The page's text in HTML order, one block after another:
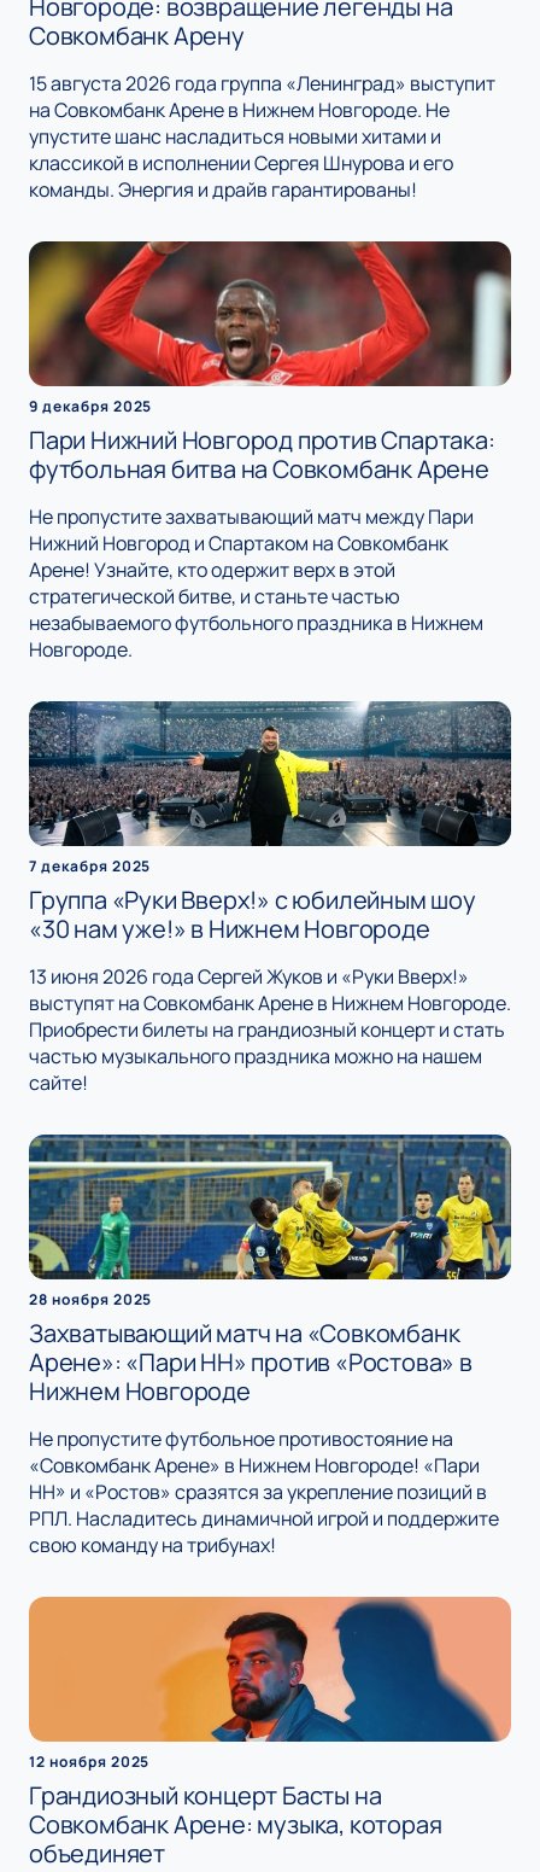
Новгороде: возвращение легенды на
Совкомбанк Арену
15 августа 2026 года группа «Ленинград» выступит
на Совкомбанк Арене в Нижнем Новгороде. Не
упустите шанс насладиться новыми хитами и
классикой в исполнении Сергея Шнурова и его
команды. Энергия и драйв гарантированы!
9 декабря 2025
Пари Нижний Новгород против Спартака:
футбольная битва на Совкомбанк Арене
Не пропустите захватывающий матч между Пари
Нижний Новгород и Спартаком на Совкомбанк
Арене! Узнайте, кто одержит верх в этой
стратегической битве, и станьте частью
незабываемого футбольного праздника в Нижнем
Новгороде.
7 декабря 2025
Группа «Руки Вверх!» с юбилейным шоу
«30 нам уже!» в Нижнем Новгороде
13 июня 2026 года Сергей Жуков и «Руки Вверх!»
выступят на Совкомбанк Арене в Нижнем Новгороде.
Приобрести билеты на грандиозный концерт и стать
частью музыкального праздника можно на нашем
сайте!
28 ноября 2025
Захватывающий матч на «Совкомбанк
Арене»: «Пари НН» против «Ростова» в
Нижнем Новгороде
Не пропустите футбольное противостояние на
«Совкомбанк Арене» в Нижнем Новгороде! «Пари
НН» и «Ростов» сразятся за укрепление позиций в
РПЛ. Насладитесь динамичной игрой и поддержите
свою команду на трибунах!
12 ноября 2025
Грандиозный концерт Басты на
Совкомбанк Арене: музыка, которая
объединяет